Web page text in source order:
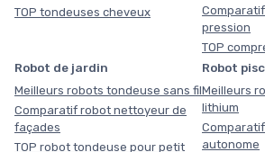
TOP tondeuses cheveux
pression
TOP
Robot de jardin
Meilleurs robots tondeuse sans fil
Comparatif robot nettoyeur de
façades
TOP robot tondeuse pour petit
Robot
Meilleurs
lithium
autonome